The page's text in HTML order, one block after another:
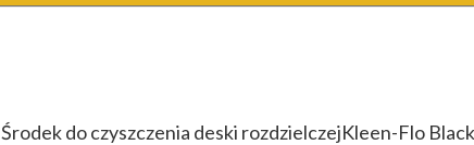
Środek do czyszczenia deski rozdzielczejKleen-Flo